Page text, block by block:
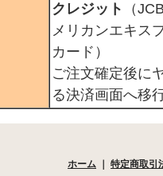
クレジット
（
メリカンエキス
カード）
ご注文確定後に
る決済画面へ移
ホーム ｜ 特定商取引